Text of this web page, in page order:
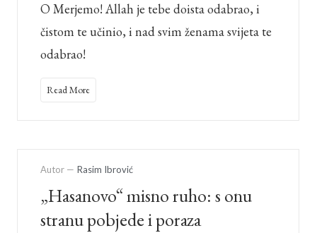
O Merjemo! Allah je tebe doista odabrao, i
čistom te učinio, i nad svim ženama svijeta te
odabrao!
Read More
Autor — Rasim Ibrović
„Hasanovo“ misno ruho: s onu
stranu pobjede i poraza